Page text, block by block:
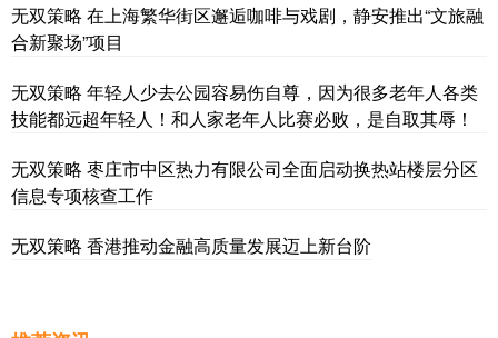
无双策略 在上海繁华街区邂逅咖啡与戏剧，静安推出“文旅融
合新聚场”项目
无双策略 年轻人少去公园容易伤自尊，因为很多老年人各类
技能都远超年轻人！和人家老年人比赛必败，是自取其辱！
无双策略 枣庄市中区热力有限公司全面启动换热站楼层分区
信息专项核查工作
无双策略 香港推动金融高质量发展迈上新台阶